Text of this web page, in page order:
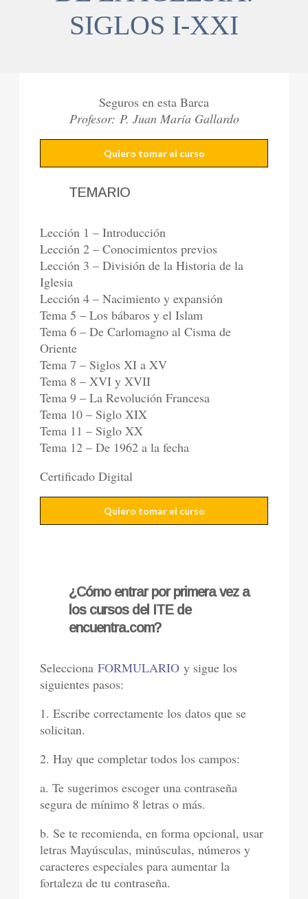
SIGLOS I-XXI
Seguros en esta Barca
Profesor: P. Juan María Gallardo
Quiero tomar el curso
TEMARIO
Lección 1 – Introducción
Lección 2 – Conocimientos previos
Lección 3 – División de la Historia de la
Iglesia
Lección 4 – Nacimiento y expansión
Tema 5 – Los bábaros y el Islam
Tema 6 – De Carlomagno al Cisma de
Oriente
Tema 7 – Siglos XI a XV
Tema 8 – XVI y XVII
Tema 9 – La Revolución Francesa
Tema 10 – Siglo XIX
Tema 11 – Siglo XX
Tema 12 – De 1962 a la fecha
Certificado Digital
Quiero tomar el curso
¿Cómo entrar por primera vez a
los cursos del ITE de
encuentra.com?
SeleccionaFORMULARIO y sigue los
siguientes pasos:
1. Escribe correctamente los datos que se
solicitan.
2. Hay que completar todos los campos:
a. Te sugerimos escoger una contraseña
segura de mínimo 8 letras o más.
b. Se te recomienda, en forma opcional, usar
letras Mayúsculas, minúsculas, números y
caracteres especiales para aumentar la
fortaleza de tu contraseña.